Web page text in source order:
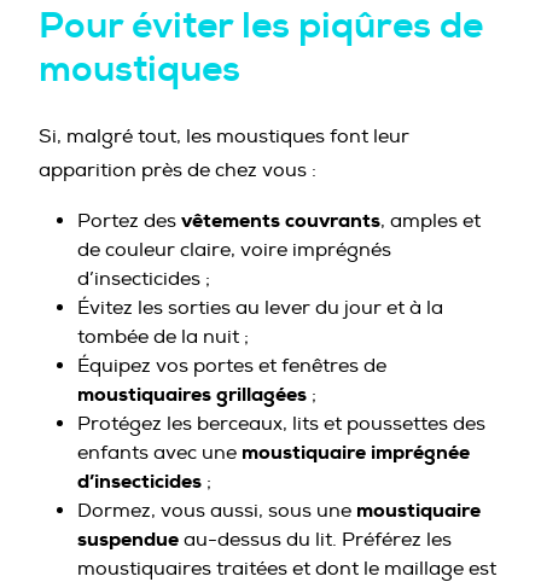
Pour éviter les piqûres de
moustiques
Si, malgré tout, les moustiques font leur
apparition près de chez vous :
Portez des vêtements couvrants, amples et
de couleur claire, voire imprégnés
d’insecticides ;
Évitez les sorties au lever du jour et à la
tombée de la nuit ;
Équipez vos portes et fenêtres de
moustiquaires grillagées ;
Protégez les berceaux, lits et poussettes des
enfants avec une moustiquaire imprégnée
d’insecticides ;
Dormez, vous aussi, sous une moustiquaire
suspendue au-dessus du lit. Préférez les
moustiquaires traitées et dont le maillage est